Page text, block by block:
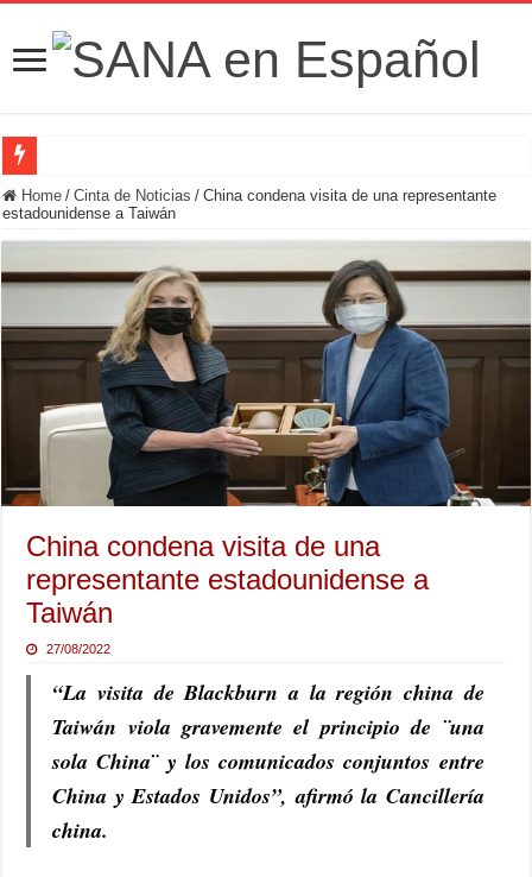
Fuerzas de Seguridad hallan fosa común con nueve cadáveres en la zona rural
Home / Cinta de Noticias / China condena visita de una representante
estadounidense a Taiwán
China condena visita de una
representante estadounidense a
Taiwán
27/08/2022
“La visita de Blackburn a la región china de
Taiwán viola gravemente el principio de ¨una
sola China¨ y los comunicados conjuntos entre
China y Estados Unidos”, afirmó la Cancillería
china.